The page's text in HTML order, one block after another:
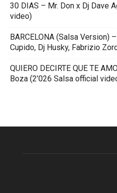
30 DIAS – Mr. Don x Dj Dave
video)
BARCELONA (Salsa Version)
Cupido, Dj Husky, Fabrizio
QUIERO DECIRTE QUE TE
Boza (2’026 Salsa official